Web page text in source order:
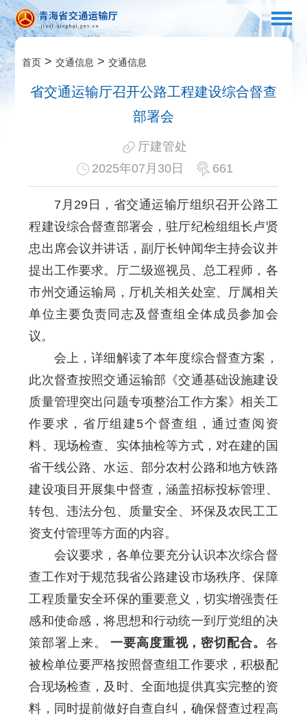
首页 >交通信息 >交通信息
省交通运输厅召开公路工程建设综合督查
部署会
厅建管处
2025年07月30日
661
7月29日，省交通运输厅组织召开公路工
程建设综合督查部署会，驻厅纪检组组长卢贤
忠出席会议并讲话，副厅长钟闻华主持会议并
提出工作要求。厅二级巡视员、总工程师，各
市州交通运输局，厅机关相关处室、厅属相关
单位主要负责同志及督查组全体成员参加会
议。
会上，详细解读了本年度综合督查方案，
此次督查按照交通运输部《交通基础设施建设
质量管理突出问题专项整治工作方案》相关工
作要求，省厅组建5个督查组，通过查阅资
料、现场检查、实体抽检等方式，对在建的国
省干线公路、水运、部分农村公路和地方铁路
建设项目开展集中督查，涵盖招标投标管理、
转包、违法分包、质量安全、环保及农民工工
资支付管理等方面的内容。
会议要求，各单位要充分认识本次综合督
查工作对于规范我省公路建设市场秩序、保障
工程质量安全环保的重要意义，切实增强责任
感和使命感，将思想和行动统一到厅党组的决
策部署上来。一要高度重视，密切配合。 各
被检单位要严格按照督查组工作要求，积极配
合现场检查，及时、全面地提供真实完整的资
料，同时提前做好自查自纠，确保督查过程高